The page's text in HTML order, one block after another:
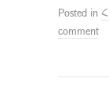
Posted in
comment